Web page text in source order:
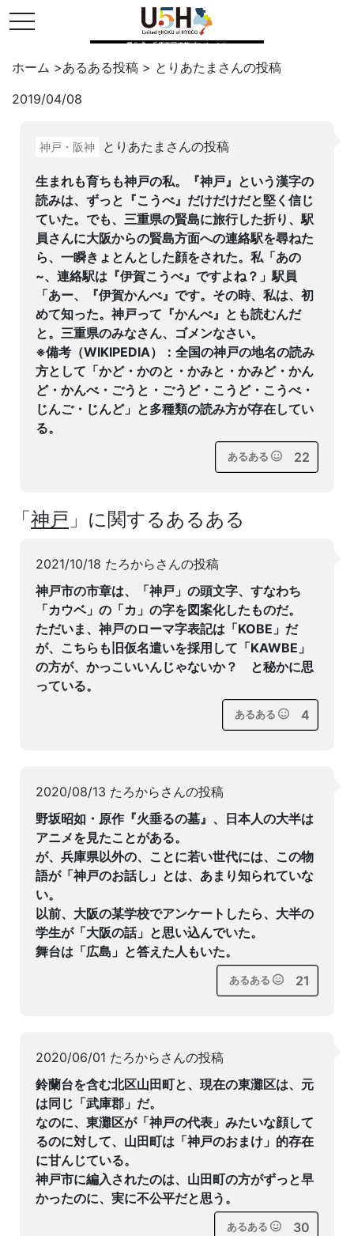
toggle navigation
県公式・兵庫五国連邦プロジェクト
ホーム >あるある投稿 > とりあたま さんの投稿
2019/04/08
神戸・阪神 とりあたまさんの投稿
生まれも育ちも神戸の私。『神戸』という漢字の
読みは、ずっと『こうべ』だけだけだと堅く信じ
ていた。でも、三重県の賢島に旅行した折り、駅
員さんに大阪からの賢島方面への連絡駅を尋ねた
ら、一瞬きょとんとした顔をされた。私「あの
~、連絡駅は『伊賀こうべ』ですよね？」駅員
「あー、『伊賀かんべ』です。その時、私は、初
めて知った。神戸って『かんべ』とも読むんだ
と。三重県のみなさん、ゴメンなさい。
※備考（WIKIPEDIA）：全国の神戸の地名の読み
方として「かど・かのと・かみと・かみど・かん
ど・かんべ・ごうと・ごうど・こうど・こうべ・
じんご・じんど」と多種類の読み方が存在してい
る。
あるある 22
「神戸 」に関するあるある
2021/10/18 たろからさんの投稿
神戸市の市章は、「神戸」の頭文字、すなわち
「カウベ」の「カ」の字を図案化したものだ。
ただいま、神戸のローマ字表記は「KOBE」だ
が、こちらも旧仮名遣いを採用して「KAWBE」
の方が、かっこいいんじゃないか？ と秘かに思
っている。
あるある 4
2020/08/13 たろからさんの投稿
野坂昭如・原作『火垂るの墓』、日本人の大半は
アニメを見たことがある。
が、兵庫県以外の、ことに若い世代には、この物
語が「神戸のお話し」とは、あまり知られていな
い。
以前、大阪の某学校でアンケートしたら、大半の
学生が「大阪の話」と思い込んでいた。
舞台は「広島」と答えた人もいた。
あるある 21
2020/06/01 たろからさんの投稿
鈴蘭台を含む北区山田町と、現在の東灘区は、元
は同じ「武庫郡」だ。
なのに、東灘区が「神戸の代表」みたいな顔して
るのに対して、山田町は「神戸のおまけ」的存在
に甘んじている。
神戸市に編入されたのは、山田町の方がずっと早
かったのに、実に不公平だと思う。
あるある 30